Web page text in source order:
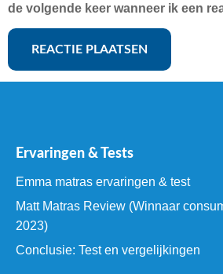
de volgende keer wanneer ik een
Ervaringen & Tests
Emma matras ervaringen & test
Matt Matras Review (Winnaar
2023)
Conclusie: Test en vergelijkingen